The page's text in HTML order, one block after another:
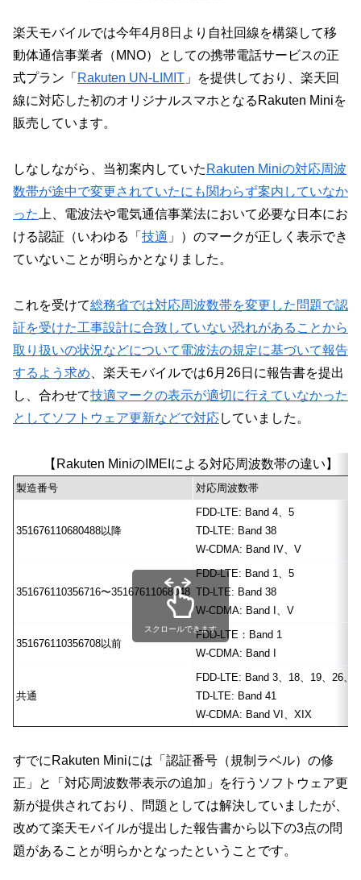
楽天モバイルでは今年4月8日より自社回線を構築して移
動体通信事業者（MNO）としての携帯電話サービスの正
式プラン「 Rakuten UN-LIMIT 」を提供しており、楽天回
線に対応した初のオリジナルスマホとなるRakuten Miniを
販売しています。
しなしながら、当初案内していた Rakuten Miniの対応周波
数帯が途中で変更されていたにも関わらず案内していなか
った 上、電波法や電気通信事業法において必要な日本にお
ける認証（いわゆる「 技適 」）のマークが正しく表示でき
ていないことが明らかとなりました。
これを受けて総務省では対応周波数帯を変更した問題で認
証を受けた工事設計に合致していない恐れがあることから
取り扱いの状況などについて電波法の規定に基づいて報告
するよう求め 、楽天モバイルでは6月26日に報告書を提出
し、合わせて技適マークの表示が適切に行えていなかった
としてソフトウェア更新などで対応していました。
【Rakuten MiniのIMEIによる対応周波数帯の違い】
製造番号 対応周波数帯
351676110680488以降
FDD-LTE: Band 4、5
TD-LTE: Band 38
W-CDMA: Band IV、V
351676110356716〜35167611068048
FDD-LTE: Band 1、5
TD-LTE: Band 38
W-CDMA: Band I、V
351676110356708以前
FDD-LTE：Band 1
W-CDMA: Band I
共通
FDD-LTE: Band 3、18、19、26、
TD-LTE: Band 41
W-CDMA: Band VI、XIX
スクロールできます
すでにRakuten Miniには「認証番号（規制ラベル）の修
正」と「対応周波数帯表示の追加」を行うソフトウェア更
新が提供されており、問題としては解決していましたが、
改めて楽天モバイルが提出した報告書から以下の3点の問
題があることが明らかとなったということです。